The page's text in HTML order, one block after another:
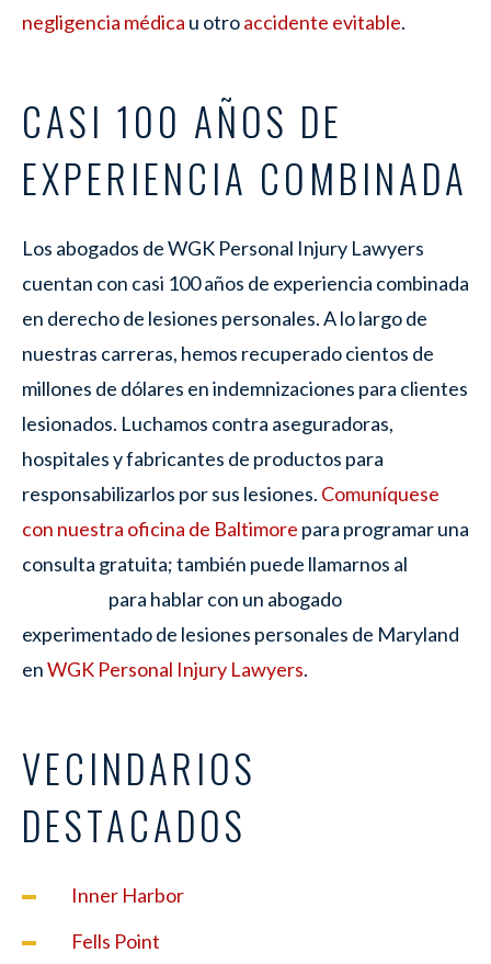
negligencia médica u otroaccidente evitable.
CASI 100 AÑOS DE
EXPERIENCIA COMBINADA
Los abogados de WGK Personal Injury Lawyers
cuentan con casi 100 años de experiencia combinada
en derecho de lesiones personales. A lo largo de
nuestras carreras, hemos recuperado cientos de
millones de dólares en indemnizaciones para clientes
lesionados. Luchamos contra aseguradoras,
hospitales y fabricantes de productos para
responsabilizarlos por sus lesiones. Comuníquese
con nuestra oficina de Baltimore para programar una
consulta gratuita; también puede llamarnos al
para hablar con un abogado
experimentado de lesiones personales de Maryland
enWGK Personal Injury Lawyers.
VECINDARIOS
DESTACADOS
Inner Harbor
Fells Point